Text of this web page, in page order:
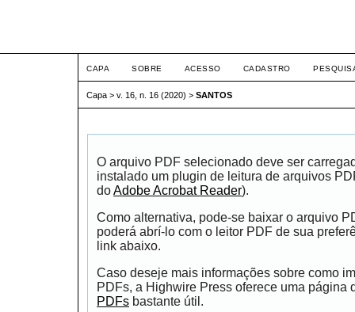
CAPA SOBRE ACESSO CADASTRO
Capa > v. 16, n. 16 (2020) > SANTOS
O arquivo PDF selecionado deve ser
instalado um plugin de leitura de arquivos
doAdobe Acrobat Reader).
Como alternativa, pode-se baixar o arquivo
poderá abrí-lo com o leitor PDF de sua
link abaixo.
Caso deseje mais informações sobre como
PDFs, a Highwire Press oferece uma página
PDFs bastante útil.